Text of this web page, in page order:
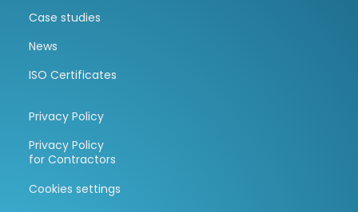
Case studies
News
ISO Certificates
Privacy Policy
Privacy Policy
for Contractors
Cookies settings